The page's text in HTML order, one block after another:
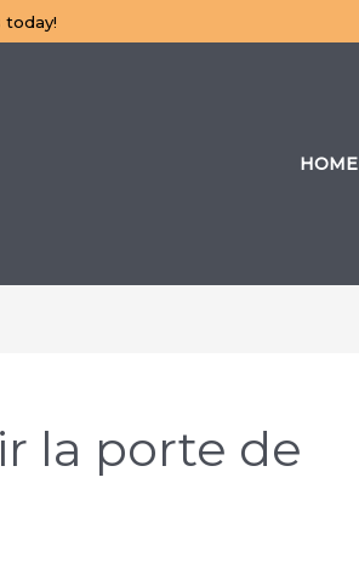
today!
HOME
la porte de